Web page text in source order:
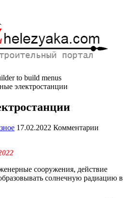
to build menus
электростанции
17.02.2022 Комментарии
сооружения, действие
солнечную радиацию в